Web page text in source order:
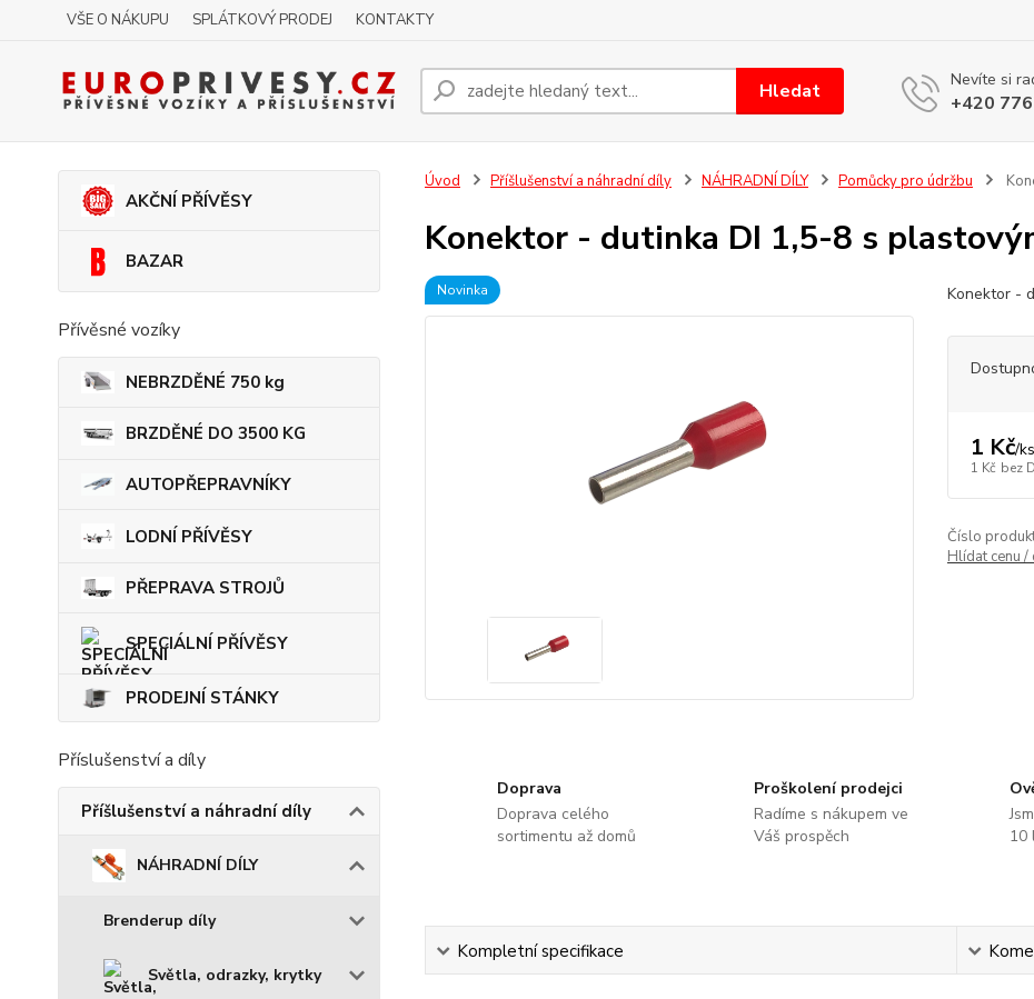
VŠE O NÁKUPU SPLÁTKOVÝ PRODEJ KONTAKTY
Hledat Nevíte si
+420
AKČNÍ PŘÍVĚSY
BAZAR
Přívěsné vozíky
NEBRZDĚNÉ 750 kg
BRZDĚNÉ DO 3500 KG
AUTOPŘEPRAVNÍKY
LODNÍ PŘÍVĚSY
PŘEPRAVA STROJŮ
SPECIÁLNÍ PŘÍVĚSY
PRODEJNÍ STÁNKY
Příslušenství a díly
Příšlušenství a náhradní díly
NÁHRADNÍ DÍLY
Brenderup díly
Světla, odrazky, krytky
Úvod Příšlušenství a náhradní díly NÁHRADNÍ DÍLY Pomůcky pro údržbu
Konektor - dutinka DI 1,5-8 s
Novinka Konektor -
1 Kč/ks
1 Kč bez
Číslo
Hlídat cenu
Doprava
Doprava celého
sortimentu až domů
Proškolení prodejci
Radíme s nákupem ve
Váš prospěch
10
Kompletní specifikace